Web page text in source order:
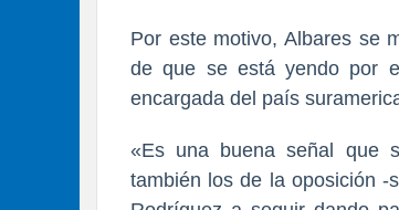
Por este motivo, Albares se
de que se está yendo por
encargada del país
«Es una buena señal que
también los de la oposición -